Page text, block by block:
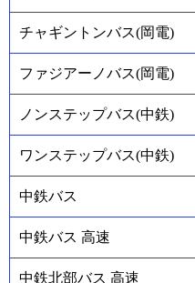
チャギントンバス(岡電)
ファジアーノバス(岡電)
ノンステップバス(中鉄)
ワンステップバス(中鉄)
中鉄バス
中鉄バス 高速
中鉄北部バス 高速